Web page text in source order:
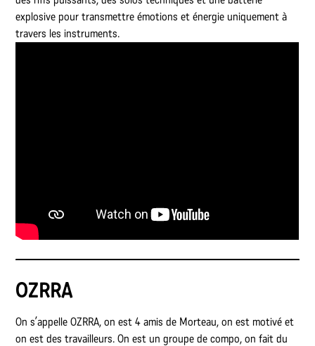
explosive pour transmettre émotions et énergie uniquement à
travers les instruments.
OZRRA
On s’appelle OZRRA, on est 4 amis de Morteau, on est motivé et
on est des travailleurs. On est un groupe de compo, on fait du